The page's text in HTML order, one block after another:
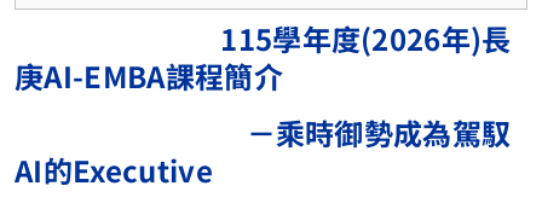
115學年度(2026年)長
庚AI-EMBA課程簡介
－乘時御勢成為駕馭
AI的Executive